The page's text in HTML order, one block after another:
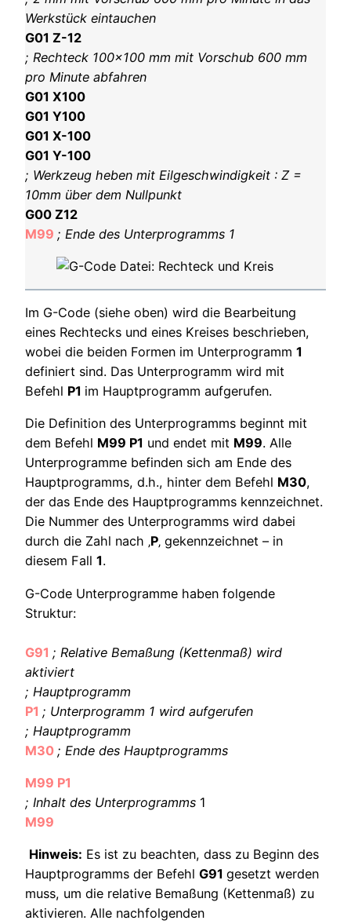
Werkstück eintauchen
G01 Z-12
; Rechteck 100×100 mm mit Vorschub 600 mm
pro Minute abfahren
G01 X100
G01 Y100
G01 X-100
G01 Y-100
; Werkzeug heben mit Eilgeschwindigkeit : Z =
10mm über dem Nullpunkt
G00 Z12
M99 ; Ende des Unterprogramms 1
Im G-Code (siehe oben) wird die Bearbeitung
eines Rechtecks und eines Kreises beschrieben,
wobei die beiden Formen im Unterprogramm 1
definiert sind. Das Unterprogramm wird mit
Befehl P1 im Hauptprogramm aufgerufen.
Die Definition des Unterprogramms beginnt mit
dem Befehl M99 P1 und endet mit M99. Alle
Unterprogramme befinden sich am Ende des
Hauptprogramms, d.h., hinter dem Befehl M30,
der das Ende des Hauptprogramms kennzeichnet.
Die Nummer des Unterprogramms wird dabei
durch die Zahl nach ‚P‚ gekennzeichnet – in
diesem Fall 1.
G-Code Unterprogramme haben folgende
Struktur:
G91 ; Relative Bemaßung (Kettenmaß) wird
aktiviert
; Hauptprogramm
P1 ; Unterprogramm 1 wird aufgerufen
; Hauptprogramm
M30 ; Ende des Hauptprogramms
M99 P1
; Inhalt des Unterprogramms 1
M99
Hinweis: Es ist zu beachten, dass zu Beginn des
Hauptprogramms der Befehl G91 gesetzt werden
muss, um die relative Bemaßung (Kettenmaß) zu
aktivieren. Alle nachfolgenden